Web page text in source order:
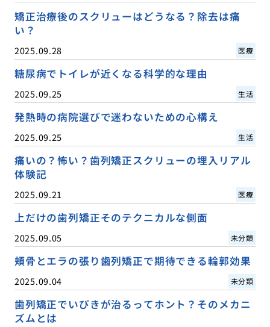
矯正治療後のスクリューはどうなる？除去は痛
い？
2025.09.28 医療
糖尿病でトイレが近くなる科学的な理由
2025.09.25 生活
発熱時の病院選びで迷わないための心構え
2025.09.25 生活
痛いの？怖い？歯列矯正スクリューの埋入リアル
体験記
2025.09.21 医療
上だけの歯列矯正そのテクニカルな側面
2025.09.05 未分類
頬骨とエラの張り歯列矯正で期待できる輪郭効果
2025.09.04 未分類
歯列矯正でいびきが治るってホント？そのメカニ
ズムとは